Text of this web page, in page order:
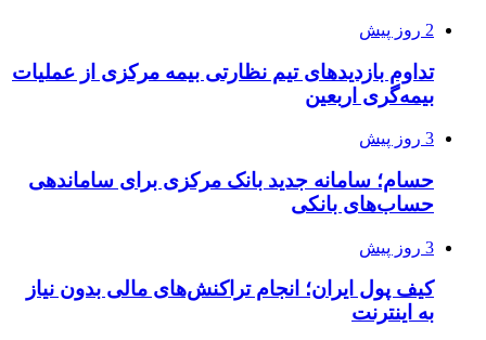
2 روز پیش
تداوم بازدیدهای تیم نظارتی بیمه مرکزی از عملیات
بیمه‌گری اربعین
3 روز پیش
حسام؛ سامانه جدید بانک مرکزی برای ساماندهی
حساب‌های بانکی
3 روز پیش
کیف پول ایران؛ انجام تراکنش‌های مالی بدون نیاز
به اینترنت